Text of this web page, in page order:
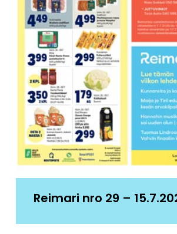
Reimari nro 29 –